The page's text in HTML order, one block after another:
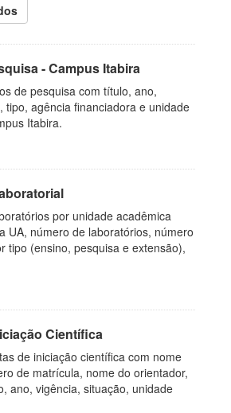
- Campus Itabira
de pesquisa com título, ano,
tipo, agência financiadora e unidade
Itabira.
por unidade acadêmica
UA, número de laboratórios, número
tipo (ensino, pesquisa e extensão),
Científica
de iniciação científica com nome
de matrícula, nome do orientador,
ano, vigência, situação, unidade